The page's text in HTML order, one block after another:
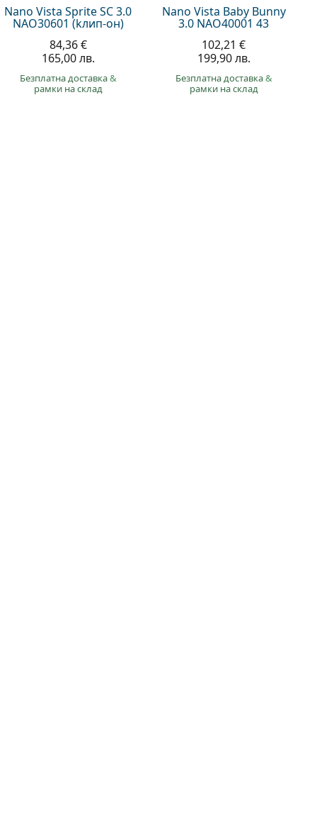
Nano Vista Sprite SC 3.0
NAO30601 (kлип-он)
84,36 €
165,00 лв.
Безплатна доставка&
рамки на склад
Nano Vista Baby Bunny
3.0 NAO40001 43
102,21 €
199,90 лв.
Безплатна доставка&
рамки на склад